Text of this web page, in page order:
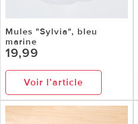
Mules "Sylvia", bleu
marine
19,99
Voir l’article